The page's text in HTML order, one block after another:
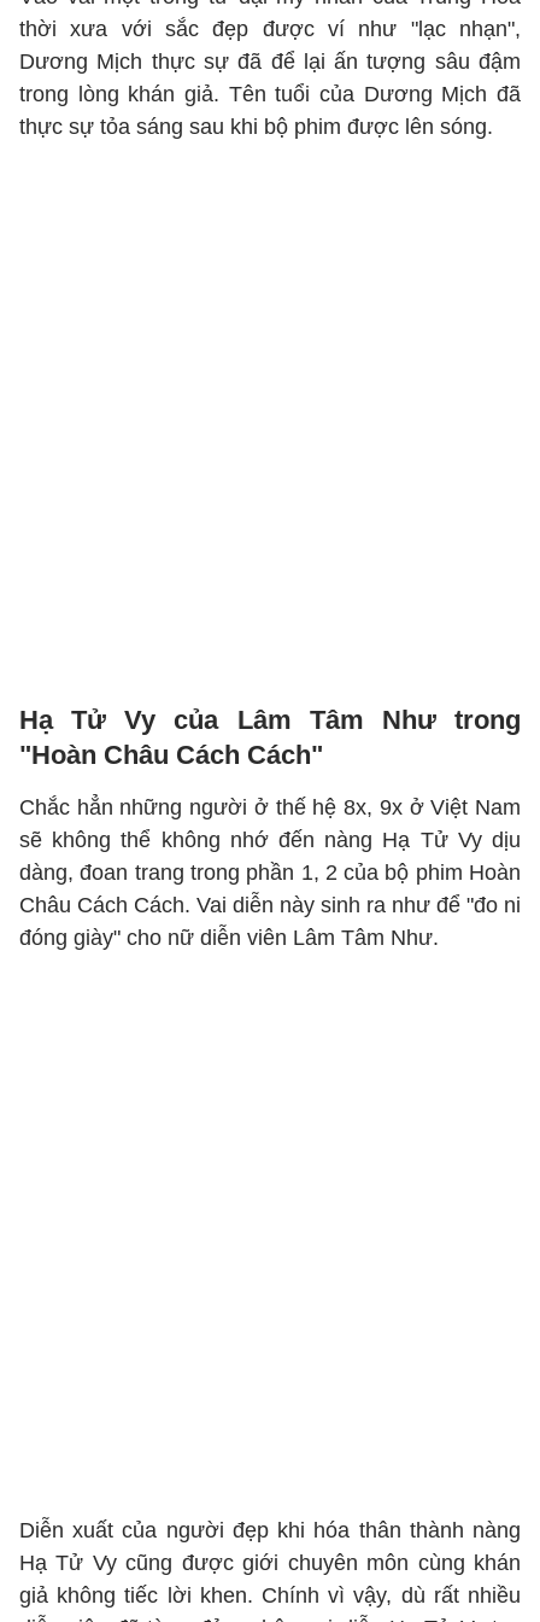
thời xưa với sắc đẹp được ví như "lạc nhạn",
Dương Mịch thực sự đã để lại ấn tượng sâu đậm
trong lòng khán giả. Tên tuổi của Dương Mịch đã
thực sự tỏa sáng sau khi bộ phim được lên sóng.
Hạ Tử Vy của Lâm Tâm Như trong
"Hoàn Châu Cách Cách"
Chắc hẳn những người ở thế hệ 8x, 9x ở Việt Nam
sẽ không thể không nhớ đến nàng Hạ Tử Vy dịu
dàng, đoan trang trong phần 1, 2 của bộ phim Hoàn
Châu Cách Cách. Vai diễn này sinh ra như để "đo ni
đóng giày" cho nữ diễn viên Lâm Tâm Như.
Diễn xuất của người đẹp khi hóa thân thành nàng
Hạ Tử Vy cũng được giới chuyên môn cùng khán
giả không tiếc lời khen. Chính vì vậy, dù rất nhiều